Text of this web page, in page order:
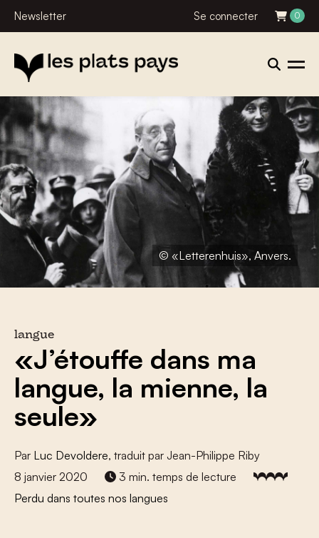
Newsletter Se connecter 0
© «Letterenhuis», Anvers.
langue
«J’étouffe dans ma
langue, la mienne, la
seule»
Par Luc Devoldere, traduit par Jean-Philippe Riby
8 janvier 2020
3 min. temps de lecture
Perdu dans toutes nos langues